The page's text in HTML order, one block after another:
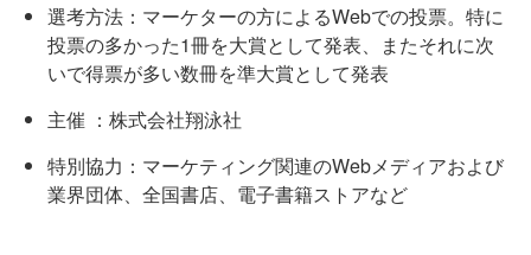
選考方法：マーケターの方によるWebでの投票。特に
投票の多かった1冊を大賞として発表、またそれに次
いで得票が多い数冊を準大賞として発表
主催 ：株式会社翔泳社
特別協力：マーケティング関連のWebメディアおよび
業界団体、全国書店、電子書籍ストアなど